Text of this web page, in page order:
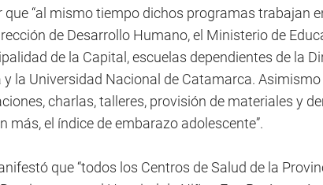
que “al mismo tiempo dichos programas trabajan
de Desarrollo Humano, el Ministerio de
de la Capital, escuelas dependientes de la
y la Universidad Nacional de Catamarca.
charlas, talleres, provisión de materiales y
más, el índice de embarazo adolescente”.
que “todos los Centros de Salud de la